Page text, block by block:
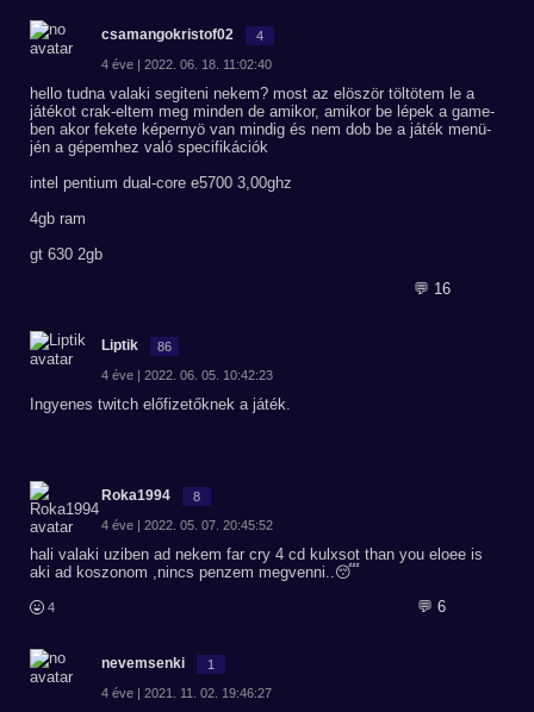
csamangokristof02 4
4 éve | 2022. 06. 18. 11:02:40
hello tudna valaki segiteni nekem? most az elöször töltötem le a
játékot crak-eltem meg minden de amikor, amikor be lépek a game-
ben akor fekete képernyö van mindig és nem dob be a játék menü-
jén a gépemhez való specifikációk
intel pentium dual-core e5700 3,00ghz
4gb ram
gt 630 2gb
💬 16
Liptik 86
4 éve | 2022. 06. 05. 10:42:23
Ingyenes twitch előfizetőknek a játék.
Roka1994 8
4 éve | 2022. 05. 07. 20:45:52
hali valaki uziben ad nekem far cry 4 cd kulxsot than you eloee is
aki ad koszonom ,nincs penzem megvenni..😴
4 💬 6
nevemsenki 1
4 éve | 2021. 11. 02. 19:46:27